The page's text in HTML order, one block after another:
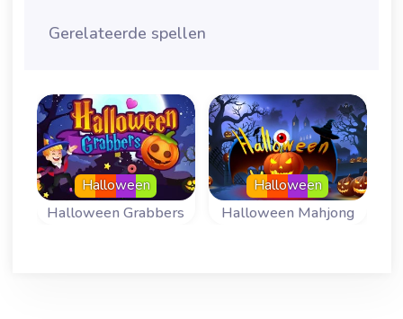
Gerelateerde spellen
Halloween Grabbers
Halloween
Halloween Mahjong
Halloween